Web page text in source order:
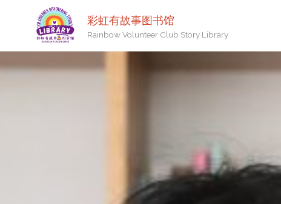
彩虹有故事图书馆
Rainbow Volunteer Club Story Library